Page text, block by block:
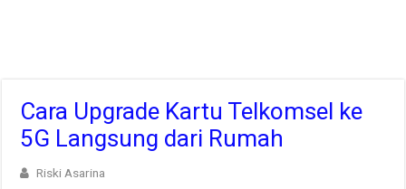
Cara Upgrade Kartu Telkomsel ke
5G Langsung dari Rumah
Riski Asarina